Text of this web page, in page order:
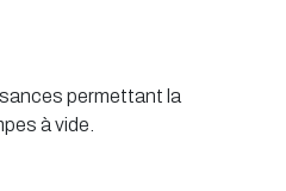
permettant la
à vide.